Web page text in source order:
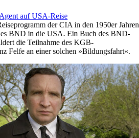
auf USA-Reise
der CIA in den 1950er Jahren
BND in die USA. Ein Buch des BND-
die Teilnahme des KGB-
Felfe an einer solchen »Bildungsfahrt«.